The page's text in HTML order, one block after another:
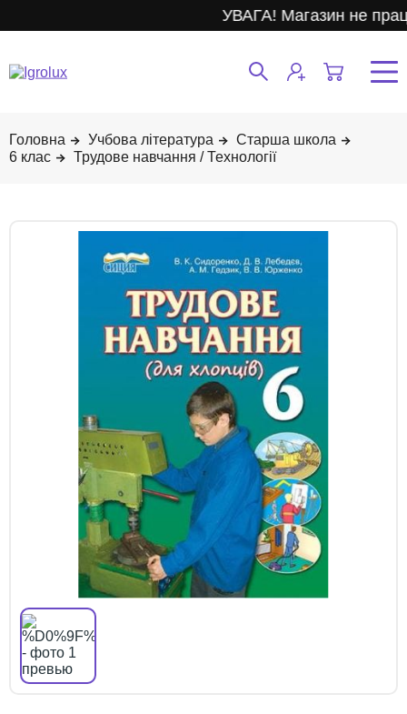
УВАГА! Магазин не
Учбова література
Старша школа
6 клас
Трудове навчання / Технології